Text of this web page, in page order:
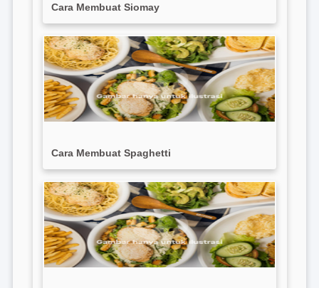
Cara Membuat Siomay
Cara Membuat Spaghetti